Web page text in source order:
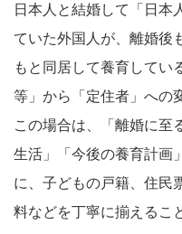
日本人と結婚して「日本
ていた外国人が、離婚後
もと同居して養育してい
等」から「定住者」への
この場合は、「離婚に至
生活」「今後の養育計画
に、子どもの戸籍、住民
料などを丁寧に揃えるこ